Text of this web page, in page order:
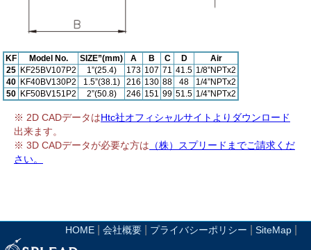
KF Model No. SIZE”(mm) A B C D
Air
25 KF25BV107P2 1”(25.4) 173 107 71 41.5 1/8”NPTx2
40 KF40BV130P2 1.5”(38.1) 216 130 88 48
1/4”NPTx2
50 KF50BV151P2 2”(50.8) 246 151 99 51.5 1/4”NPTx2
※ 2D CADデータはHtc社オフィシャルサイトよりダウンロード
出来ます。
※ 3D CADデータが必要な方は （株）スプリードまでご請求くだ
さい。
HOME 会社概要 プライバシーポリシー SiteMap